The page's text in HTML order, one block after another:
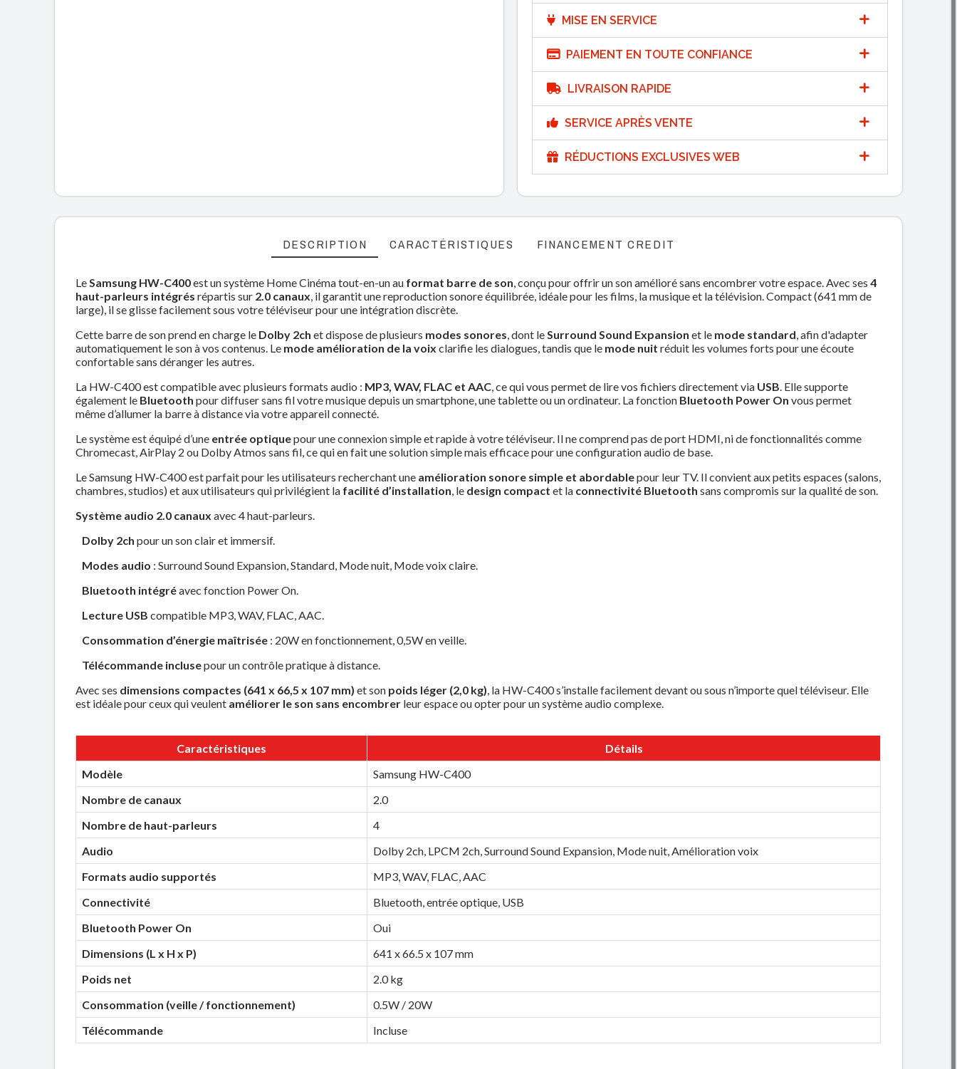
MISE EN SERVICE
PAIEMENT EN TOUTE CONFIANCE
LIVRAISON RAPIDE
SERVICE APRÈS VENTE
RÉDUCTIONS EXCLUSIVES WEB
DESCRIPTION CARACTÉRISTIQUES FINANCEMENT CREDIT
LeSamsung HW-C400est un système Home Cinéma tout-en-un au format barre de son, conçu pour offrir un son amélioré sans encombrer votre espace. Avec ses4
haut-parleurs intégrés répartis sur 2.0 canaux, il garantit une reproduction sonore équilibrée, idéale pour les films, la musique et la télévision. Compact (641 mm de
large), il se glisse facilement sous votre téléviseur pour une intégration discrète.
Cette barre de son prend en charge le Dolby 2ch et dispose de plusieurs modes sonores, dont leSurround Sound Expansion et le mode standard, afin d'adapter
automatiquement le son à vos contenus. Le mode amélioration de la voix clarifie les dialogues, tandis que le mode nuit réduit les volumes forts pour une écoute
confortable sans déranger les autres.
La HW-C400 est compatible avec plusieurs formats audio : MP3, WAV, FLAC et AAC, ce qui vous permet de lire vos fichiers directement via USB. Elle supporte
également le Bluetooth pour diffuser sans fil votre musique depuis un smartphone, une tablette ou un ordinateur. La fonction Bluetooth Power On vous permet
même d’allumer la barre à distance via votre appareil connecté.
Le système est équipé d’une entrée optiquepour une connexion simple et rapide à votre téléviseur. Il ne comprend pas de port HDMI, ni de fonctionnalités comme
Chromecast, AirPlay 2 ou Dolby Atmos sans fil, ce qui en fait une solution simple mais efficace pour une configuration audio de base.
Le Samsung HW-C400 est parfait pour les utilisateurs recherchant une amélioration sonore simple et abordablepour leur TV. Il convient aux petits espaces (salons,
chambres, studios) et aux utilisateurs qui privilégient la facilité d’installation, le design compact et la connectivité Bluetooth sans compromis sur la qualité de son.
Système audio 2.0 canaux avec 4 haut-parleurs.
Dolby 2ch pour un son clair et immersif.
Modes audio : Surround Sound Expansion, Standard, Mode nuit, Mode voix claire.
Bluetooth intégréavec fonction Power On.
Lecture USB compatible MP3, WAV, FLAC, AAC.
Consommation d’énergie maîtrisée : 20W en fonctionnement, 0,5W en veille.
Télécommande inclusepour un contrôle pratique à distance.
Avec ses dimensions compactes (641 x 66,5 x 107 mm) et son poids léger (2,0 kg), la HW-C400 s’installe facilement devant ou sous n’importe quel téléviseur. Elle
est idéale pour ceux qui veulent améliorer le son sans encombrer leur espace ou opter pour un système audio complexe.
Caractéristiques
Détails
Modèle
Samsung HW-C400
Nombre de canaux
2.0
Nombre de haut-parleurs
4
Audio
Dolby 2ch, LPCM 2ch, Surround Sound Expansion, Mode nuit, Amélioration voix
Formats audio supportés
MP3, WAV, FLAC, AAC
Connectivité
Bluetooth, entrée optique, USB
Bluetooth Power On
Oui
Dimensions (L x H x P)
641 x 66.5 x 107 mm
Poids net
2.0 kg
Consommation (veille / fonctionnement)
0.5W / 20W
Télécommande
Incluse